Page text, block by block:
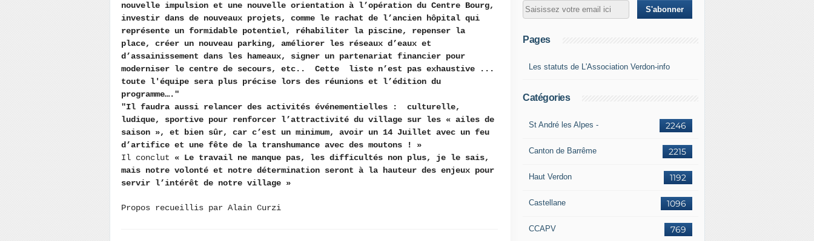
nouvelle impulsion et une nouvelle orientation à l’opération du Centre Bourg,
investir dans de nouveaux projets, comme le rachat de l’ancien hôpital qui
représente un formidable potentiel, réhabiliter la piscine, repenser la
place, créer un nouveau parking, améliorer les réseaux d’eaux et
d’assainissement dans les hameaux, signer un partenariat financier pour
moderniser le centre de secours, etc.. Cette liste n’est pas exhaustive ...
toute l'équipe sera plus précise lors des réunions et l’édition du
programme…."
"Il faudra aussi relancer des activités événementielles : culturelle,
ludique, sportive pour renforcer l’attractivité du village sur les « ailes de
saison », et bien sûr, car c’est un minimum, avoir un 14 Juillet avec un feu
d’artifice et une fête de la transhumance avec des moutons ! »
Il conclut « Le travail ne manque pas, les difficultés non plus, je le sais,
mais notre volonté et notre détermination seront à la hauteur des enjeux pour
servir l’intérêt de notre village »
Propos recueillis par Alain Curzi
Pages
Les statuts de L'Association Verdon-info
Catégories
2246
St André les Alpes -
2215
Canton de Barrême
1192
Haut Verdon
1096
Castellane
769
CCAPV